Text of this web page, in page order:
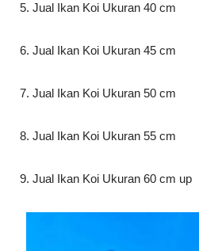
5. Jual Ikan Koi Ukuran 40 cm
6. Jual Ikan Koi Ukuran 45 cm
7. Jual Ikan Koi Ukuran 50 cm
8. Jual Ikan Koi Ukuran 55 cm
9. Jual Ikan Koi Ukuran 60 cm up